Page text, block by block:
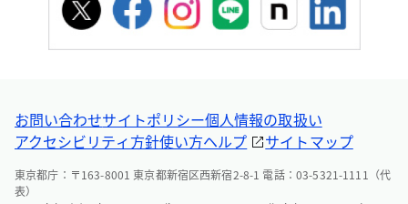
お問い合わせサイトポリシー個人情報の取扱い
アクセシビリティ方針使い方ヘルプ サイトマップ
東京都庁：〒163-8001 東京都新宿区西新宿2-8-1 電話：03-5321-1111（代
表）